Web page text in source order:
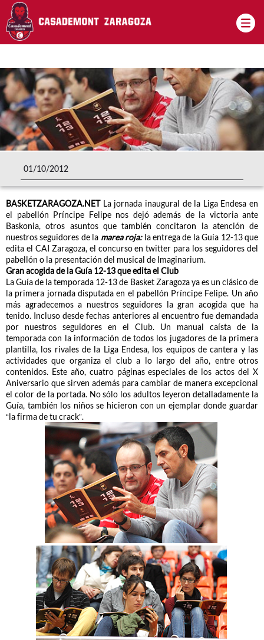
Pasar al contenido principal
01/10/2012
BASKETZARAGOZA.NETLa jornada inaugural de la Liga Endesa en
el pabellón Príncipe Felipe nos dejó además de la victoria ante
Baskonia, otros asuntos que también concitaron la atención de
nuestros seguidores de la marea roja:la entrega de la Guía 12-13 que
edita el CAI Zaragoza, el concurso en twitter para los seguidores del
pabellón o la presentación del musical de Imaginarium.
Gran acogida de la Guía 12-13 que edita el Club
La Guía de la temporada 12-13 de Basket Zaragoza ya es un clásico de
la primera jornada disputada en el pabellón Príncipe Felipe. Un año
más agradecemos a nuestros seguidores la gran acogida que ha
tenido. Incluso desde fechas anteriores al encuentro fue demandada
por nuestros seguidores en el Club. Un manual caísta de la
temporada con la información de todos los jugadores de la primera
plantilla, los rivales de la Liga Endesa, los equipos de cantera y las
actividades que organiza el club a lo largo del año, entre otros
contenidos. Este año, cuatro páginas especiales de los actos del X
Aniversario que sirven además para cambiar de manera excepcional
el color de la portada. No sólo los adultos leyeron detalladamente la
Guía, también los niños se hicieron con un ejemplar donde guardar
“la firma de tu crack”.